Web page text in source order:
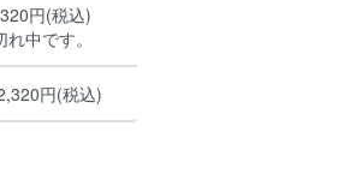
円(税込)
れ中です。
円(税込)